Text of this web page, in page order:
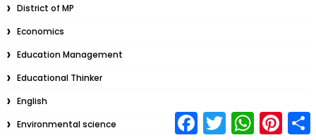
District of MP
Economics
Education Management
Educational Thinker
English
Environmental science
a
T
w
W
h